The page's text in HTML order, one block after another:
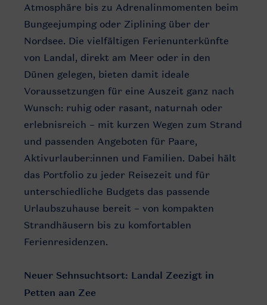
Atmosphäre bis zu Adrenalinmomenten beim
Bungeejumping oder Ziplining über der
Nordsee. Die vielfältigen Ferienunterkünfte
von Landal, direkt am Meer oder in den
Dünen gelegen, bieten damit ideale
Voraussetzungen für eine Auszeit ganz nach
Wunsch: ruhig oder rasant, naturnah oder
erlebnisreich – mit kurzen Wegen zum Strand
und passenden Angeboten für Paare,
Aktivurlauber:innen und Familien. Dabei hält
das Portfolio zu jeder Reisezeit und für
unterschiedliche Budgets das passende
Urlaubszuhause bereit – von kompakten
Strandhäusern bis zu komfortablen
Ferienresidenzen.
Neuer Sehnsuchtsort: Landal Zeezigt in
Petten aan Zee